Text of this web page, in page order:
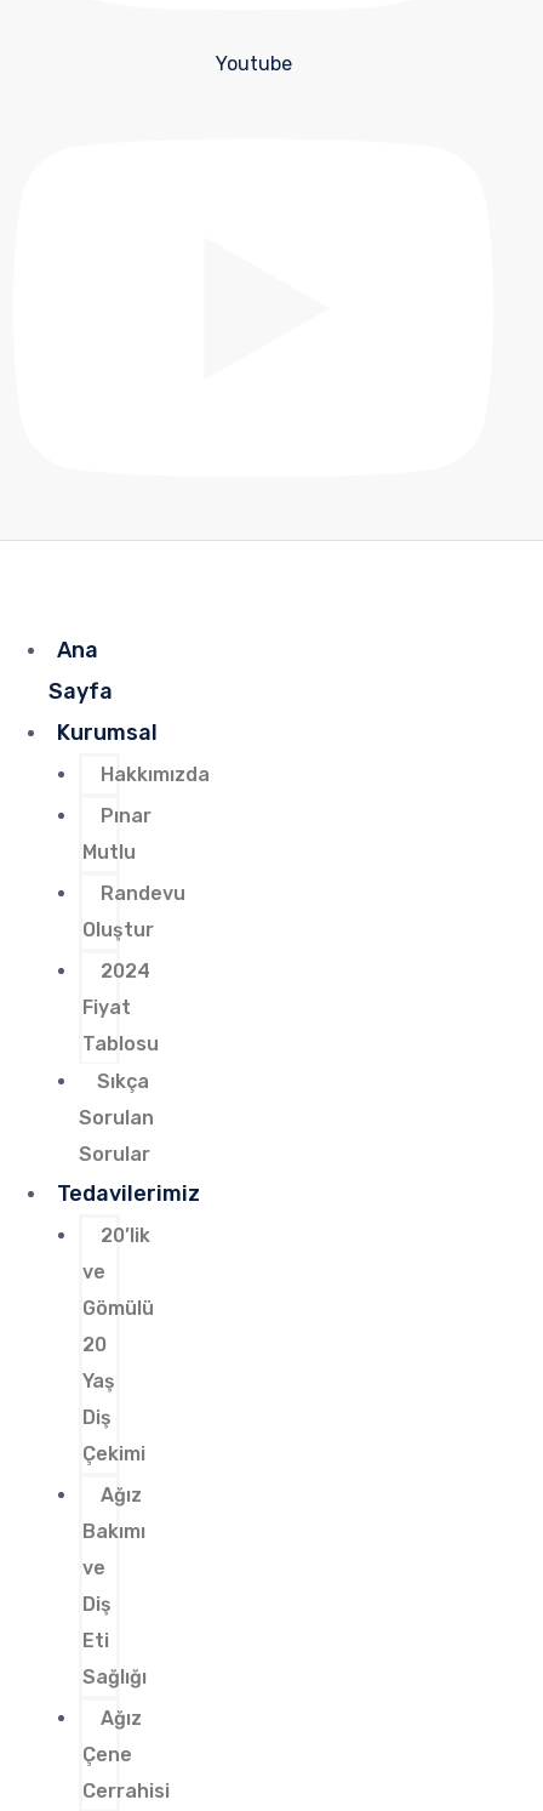
Youtube
Ana
Sayfa
Kurumsal
Hakkımızda
Pınar
Mutlu
Randevu
Oluştur
2024
Fiyat
Tablosu
Sıkça
Sorulan
Sorular
Tedavilerimiz
20’lik
ve
Gömülü
20
Yaş
Diş
Çekimi
Ağız
Bakımı
ve
Diş
Eti
Sağlığı
Ağız
Çene
Cerrahisi